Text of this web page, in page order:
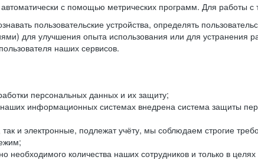
с помощью метрических программ. Для работы
пользовательские устройства, определять
для улучшения опыта использования или для
наших сервисов.
персональных данных и их защиту;
информационных системах внедрена система защиты
и электронные, подлежат учёту, мы соблюдаем строгие
необходимого количества наших сотрудников и только в